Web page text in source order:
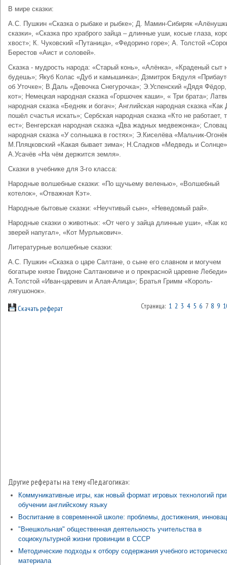
В мире сказки:
А.С. Пушкин «Сказка о рыбаке и рыбке»; Д. Мамин-Сибиряк
сказки», «Сказка про храброго зайца – длинные уши, косые глаза,
хвост»; К. Чуковский «Путаница», «Федорино горе»; А. Толстой
Берестов «Аист и соловей».
Сказка - мудрость народа: «Старый конь», «Алёнка», «Краденый сыт
будешь»; Якуб Колас «Дуб и камышинка»; Дзмитрок Бядуля
об Уточке»; В.Даль «Девочка Снегурочка»; Э.Успенский «Дядя
кот»; Немецкая народная сказка «Горшочек каши», « Три брата»;
народная сказка «Бедняк и богач»; Английская народная сказка «Как
пошёл счастья искать»; Сербская народная сказка «Кто не работает,
ест»; Венгерская народная сказка «Два жадных медвежонка»;
народная сказка «У солнышка в гостях»; Э.Киселёва «Мальчик-
М.Пляцковский «Какая бывает зима»; Н.Сладков «Медведь и
А.Усачёв «На чём держится земля».
Сказки в учебнике для 3-го класса:
Народные волшебные сказки: «По щучьему веленью», «Волшебный
котелок», «Отважная Кэт».
Народные бытовые сказки: «Неучтивый сын», «Неведомый рай».
Народные сказки о животных: «От чего у зайца длинные уши», «Как
зверей напугал», «Кот Мурлыкович».
Литературные волшебные сказки:
А.С. Пушкин «Сказка о царе Салтане, о сыне его славном и могучем
богатыре князе Гвидоне Салтановиче и о прекрасной царевне
А.Толстой «Иван-царевич и Алая-Алица»; Братья Гримм «Король-
лягушонок».
Скачать реферат Страница: 1 2 3 4 5 6 7 8 9
Другие рефераты на тему «Педагогика»:
Коммуникативные игры, как новый формат игровых технологий при
обучении английскому языку
Воспитание в современной школе: проблемы, достижения,
"Внешкольная" общественная деятельность учительства в
социокультурной жизни провинции в СССР
Методические подходы к отбору содержания учебного
материала